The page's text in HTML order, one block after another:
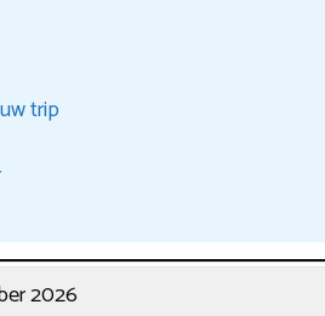
trip
2026